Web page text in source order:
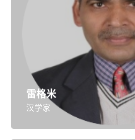
雷格米
汉学家